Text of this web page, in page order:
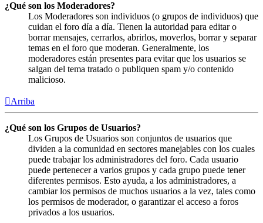
¿Qué son los Moderadores?
Los Moderadores son individuos (o grupos de individuos) que
cuidan el foro día a día. Tienen la autoridad para editar o
borrar mensajes, cerrarlos, abrirlos, moverlos, borrar y separar
temas en el foro que moderan. Generalmente, los
moderadores están presentes para evitar que los usuarios se
salgan del tema tratado o publiquen spam y/o contenido
malicioso.
Arriba
¿Qué son los Grupos de Usuarios?
Los Grupos de Usuarios son conjuntos de usuarios que
dividen a la comunidad en sectores manejables con los cuales
puede trabajar los administradores del foro. Cada usuario
puede pertenecer a varios grupos y cada grupo puede tener
diferentes permisos. Esto ayuda, a los administradores, a
cambiar los permisos de muchos usuarios a la vez, tales como
los permisos de moderador, o garantizar el acceso a foros
privados a los usuarios.